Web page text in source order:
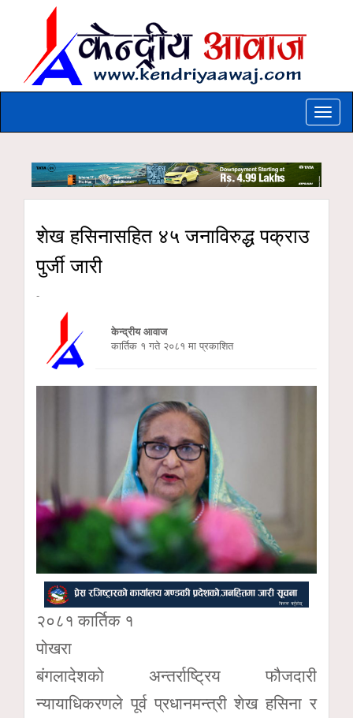
Toggle
शेख हसिनासहित ४५ जनाविरुद्ध पक्राउ
पुर्जी जारी
-
केन्द्रीय आवाज
कार्तिक १ गते २०८१ मा प्रकाशित
२०८१ कार्तिक १
पोखरा
बंगलादेशको अन्तर्राष्ट्रिय फौजदारी
न्यायाधिकरणले पूर्व प्रधानमन्त्री शेख हसिना र